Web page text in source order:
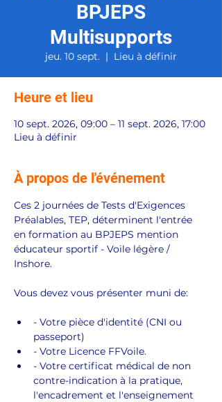
BPJEPS
Multisupports
jeu. 10 sept.
  |
Lieu à définir
Heure et lieu
10 sept. 2026, 09:00 – 11 sept. 2026, 17:00
Lieu à définir
À propos de l'événement
Ces 2 journées de Tests d'Exigences
Préalables, TEP, déterminent l'entrée
en formation au BPJEPS mention
éducateur sportif - Voile légère /
Inshore.
Vous devez vous présenter muni de:
- Votre pièce d'identité (CNI ou
passeport)
- Votre Licence FFVoile.
- Votre certificat médical de non
contre-indication à la pratique,
l'encadrement et l'enseignement